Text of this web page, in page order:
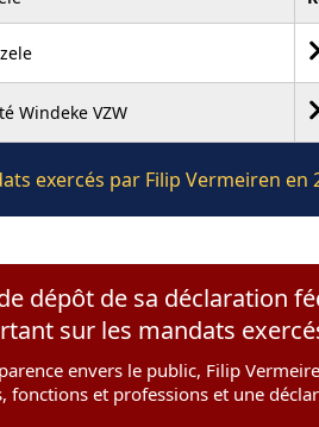
Windeke VZW
exercés par Filip Vermeiren en
dépôt de sa déclaration
sur les mandats
envers le public, Filip
fonctions et professions et une